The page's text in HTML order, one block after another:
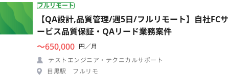
フルリモート
【QA設計,品質管理/週5日/フルリモート】自社FCサ
ービス品質保証・QAリード業務案件
〜650,000 円／月
テストエンジニア・テクニカルサポート
目黒駅 フルリモ